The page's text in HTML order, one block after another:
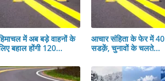
में अब बड़े वाहनों के
बहाल होंगी 120…
आचार संहिता के फेर में 40
सडक़ें, चुनावों के चलते…